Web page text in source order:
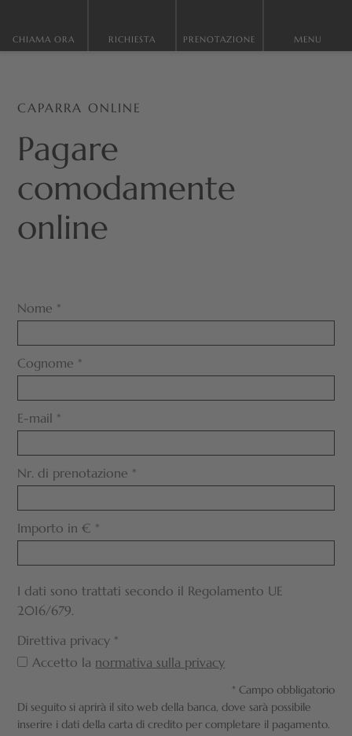
MENU
CHIAMA ORA RICHIESTA PRENOTAZIONE
CAPARRA ONLINE
Pagare
comodamente
online
Nome *
Cognome *
E-mail *
Nr. di prenotazione *
Importo in € *
I dati sono trattati secondo il Regolamento UE
2016/679.
Direttiva privacy *
Accetto la normativa sulla privacy
* Campo obbligatorio
Di seguito si aprirà il sito web della banca, dove sarà possibile
inserire i dati della carta di credito per completare il pagamento.